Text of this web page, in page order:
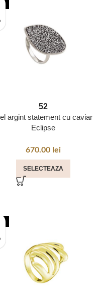
52
argint statement cu caviar
Eclipse
670.00 lei
SELECTEAZA